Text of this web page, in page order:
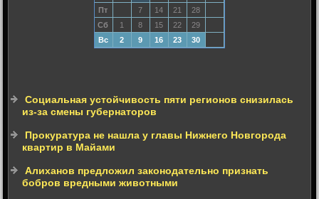
Пт
7 14 21
28
Сб
1 8 15 22
29
Вс
2 9 16 23 30
Социальная устойчивость пяти регионов снизилась
из-за смены губернаторов
Прокуратура не нашла у главы Нижнего Новгорода
квартир в Майами
Алиханов предложил законодательно признать
бобров вредными животными